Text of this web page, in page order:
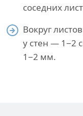
соседних
Вокруг
у стен — 1−2
1−2 мм.